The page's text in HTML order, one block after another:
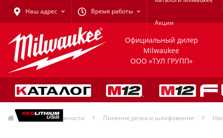
Наш адрес Время работы
Акции
Официальный дилер
Milwaukee
ООО «ТУЛ ГРУПП»
Принадлежности Пиление,резка и шлифование